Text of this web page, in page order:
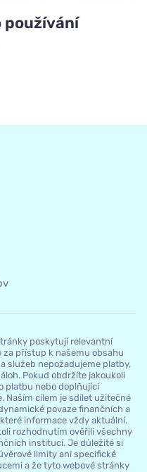
používání
poskytují relevantní
za přístup k našemu obsahu
služeb nepožadujeme platby,
Pokud obdržíte jakoukoli
platbu nebo doplňující
Naším cílem je sdílet užitečné
povaze finančních a
informace vždy aktuální.
rozhodnutím ověřili všechny
institucí. Je důležité si
limity ani specifické
a že tyto webové stránky